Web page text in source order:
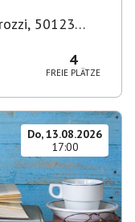
50123
4
FREIE PLÄTZE
Do, 13.08.2026
17:00